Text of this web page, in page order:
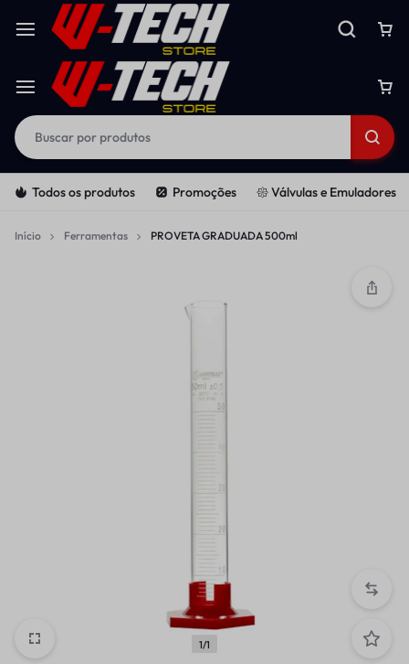
Todos os produtos Promoções 𑁍 Válvulas e Emuladores
Início Ferramentas PROVETA GRADUADA 500ml
1/1